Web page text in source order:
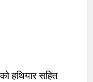
को हथियार सहित